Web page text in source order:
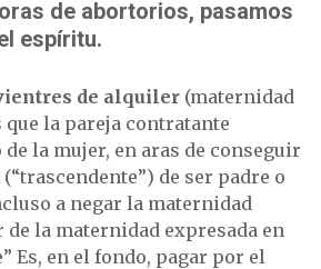
de abortorios, pasamos
espíritu.
de alquiler (maternidad
que la pareja contratante
la mujer, en aras de conseguir
de ser padre o
a negar la maternidad
la maternidad expresada en
Es, en el fondo, pagar por el